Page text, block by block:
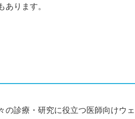
ります。
の診療・研究に役立つ医師向けウ